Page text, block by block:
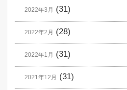
2022年3月 (31)
2022年2月 (28)
2022年1月 (31)
2021年12月 (31)